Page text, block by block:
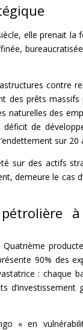
elle prenait la
contre
des prêts
naturelles des
de
sur 20
sur des actifs
demeure le cas
Quatrième
90% des
: chaque
d’investissement
« en